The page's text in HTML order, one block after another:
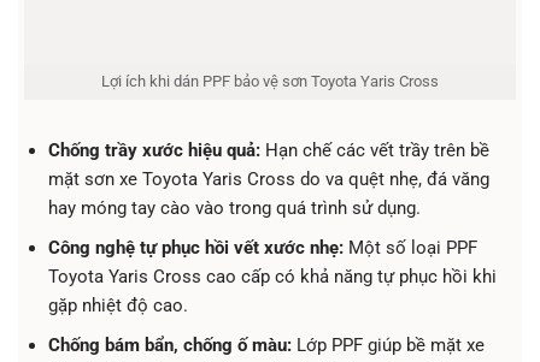
Lợi ích khi dán PPF bảo vệ sơn Toyota Yaris Cross
Chống trầy xước hiệu quả: Hạn chế các vết trầy trên bề
mặt sơn xe Toyota Yaris Cross do va quệt nhẹ, đá văng
hay móng tay cào vào trong quá trình sử dụng.
Công nghệ tự phục hồi vết xước nhẹ:Một số loại PPF
Toyota Yaris Cross cao cấp có khả năng tự phục hồi khi
gặp nhiệt độ cao.
Chống bám bẩn, chống ố màu:Lớp PPF giúp bề mặt xe